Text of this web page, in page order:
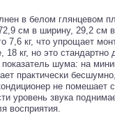
в белом глянцевом
см в ширину, 29,2 см
7,6 кг, что упрощает
кг, но это стандартно
шума: на
практически
не помешает
уровень звука
восприятия.